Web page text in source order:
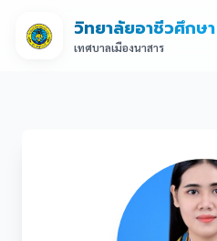
วิทยาลัยอาชีวศึกษา
เทศบาลเมืองนาสาร